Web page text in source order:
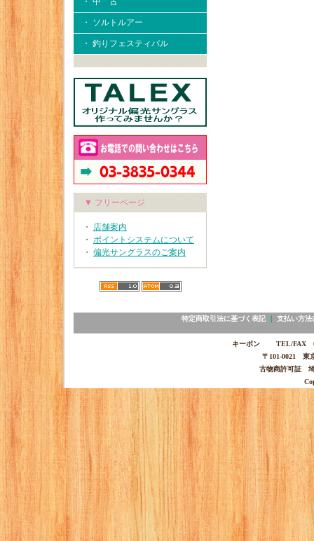
・ ソルトルアー
・ 釣りフェスティバル
▼ フリーページ
・ 店舗案内
・ ポイントシステムについて
・ 偏光サングラスのご案内
特定商取引法に基づく表記｜ 支払い方法
キーポン TEL/FAX
〒101-0021 東
古物商許可証